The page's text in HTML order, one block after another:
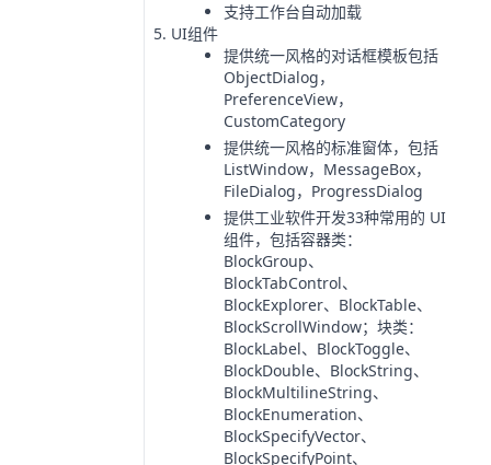
支持工作台自动加载
UI组件
提供统一风格的对话框模板包括
ObjectDialog，
PreferenceView，
CustomCategory
提供统一风格的标准窗体，包括
ListWindow，MessageBox，
FileDialog，ProgressDialog
提供工业软件开发33种常用的 UI
组件，包括容器类：
BlockGroup、
BlockTabControl、
BlockExplorer、BlockTable、
BlockScrollWindow；块类：
BlockLabel、BlockToggle、
BlockDouble、BlockString、
BlockMultilineString、
BlockEnumeration、
BlockSpecifyVector、
BlockSpecifyPoint、